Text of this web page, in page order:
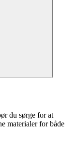
du sørge for at
materialer for både